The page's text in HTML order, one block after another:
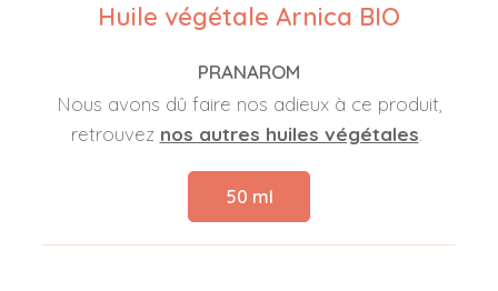
Huile végétale Arnica BIO
PRANAROM
Nous avons dû faire nos adieux à ce produit,
retrouvez nos autres huiles végétales.
50 ml